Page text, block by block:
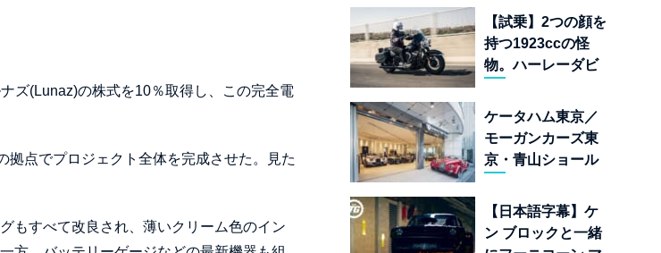
ズ(Lunaz)の株式を10％取得し、この完全電
点でプロジェクト全体を完成させた。見た
もすべて改良され、薄いクリーム色のイン
く、新型
「BULLET 650」
と“時間の質”を愛
する理由
【試乗】2つの顔を
持つ1923ccの怪
物。ハーレーダビ
ォーキーエイト
117」の深淵を覗く
ケータハム東京／
モーガンカーズ東
京・青山ショール
「移動手段」では
なく「人生」だ
【日本語字幕】ケ
ン ブロックと一緒